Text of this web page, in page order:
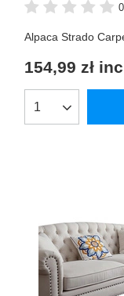
0
Alpaca Strado
154,99 zł